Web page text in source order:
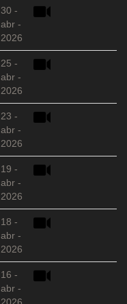
30 -
abr -
2026
25 -
abr -
2026
23 -
abr -
2026
19 -
abr -
2026
18 -
abr -
2026
16 -
abr -